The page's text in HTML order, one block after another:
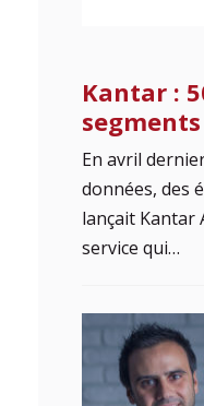
Kantar :
En avril
données, des
lançait Kantar
service qui…